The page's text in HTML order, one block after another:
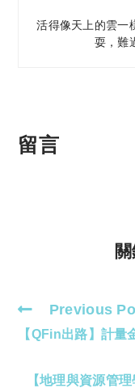
活得像天上的雲一
耍，難
留言
Read
more
Previous
【QFin出路】計
【地理與資源管